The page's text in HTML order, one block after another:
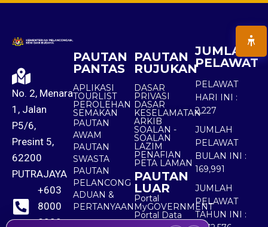
No. 2, Menara
1, Jalan
P5/6,
Presint 5,
62200
PUTRAJAYA
+603
8000
8000
PAUTAN
PANTAS
APLIKASI
TOURLIST
PEROLEHAN
SEMAKAN
PAUTAN
AWAM
PAUTAN
SWASTA
PAUTAN
PELANCONG
ADUAN &
PERTANYAAN
PAUTAN
RUJUKAN
DASAR
PRIVASI
DASAR
KESELAMATAN
ARKIB
SOALAN -
SOALAN
LAZIM
PENAFIAN
PETA LAMAN
PAUTAN
LUAR
Portal
MyGOVERNMENT
Portal Data
Terbuka
JUMLAH
PELAWAT
PELAWAT
HARI INI :
2,227
JUMLAH
PELAWAT
BULAN INI :
169,991
JUMLAH
PELAWAT
TAHUN INI :